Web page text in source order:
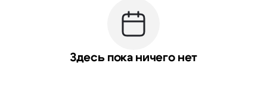
Здесь пока ничего нет